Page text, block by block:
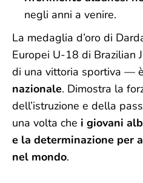
negli anni a venire.
La medaglia d’oro di
Europei U-18 di Brazilian
di una vittoria sportiva —
nazionale. Dimostra la
dell’istruzione e della
una volta che i giovani
e la determinazione per
nel mondo.